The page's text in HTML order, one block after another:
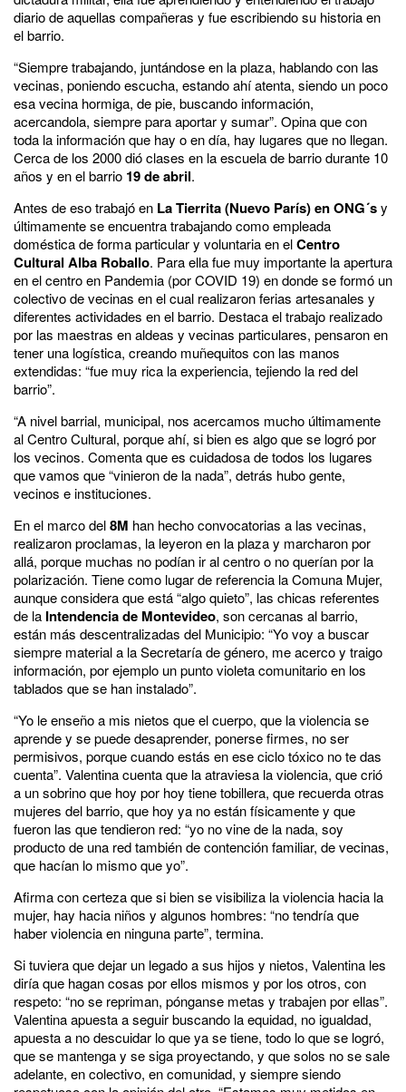
diario de aquellas compañeras y fue escribiendo su historia en
el barrio.
“Siempre trabajando, juntándose en la plaza, hablando con las
vecinas, poniendo escucha, estando ahí atenta, siendo un poco
esa vecina hormiga, de pie, buscando información,
acercandola, siempre para aportar y sumar”. Opina que con
toda la información que hay o en día, hay lugares que no llegan.
Cerca de los 2000 dió clases en la escuela de barrio durante 10
años y en el barrio 19 de abril.
Antes de eso trabajó en La Tierrita (Nuevo París)enONG´sy
últimamente se encuentra trabajando como empleada
doméstica de forma particular y voluntaria en elCentro
Cultural Alba Roballo. Para ella fue muy importante la apertura
en el centro en Pandemia (por COVID 19) en donde se formó un
colectivo de vecinas en el cual realizaron ferias artesanales y
diferentes actividades en el barrio. Destaca el trabajo realizado
por las maestras en aldeas y vecinas particulares, pensaron en
tener una logística, creando muñequitos con las manos
extendidas: “fue muy rica la experiencia, tejiendo la red del
barrio”.
“A nivel barrial, municipal, nos acercamos mucho últimamente
alCentro Cultural, porque ahí, si bien es algo que se logró por
los vecinos. Comenta que es cuidadosa de todos los lugares
que vamos que “vinieron de la nada”, detrás hubo gente,
vecinos e instituciones.
En el marco del8M han hecho convocatorias a las vecinas,
realizaron proclamas, la leyeron en la plaza y marcharon por
allá, porque muchas no podían ir al centro o no querían por la
polarización. Tiene como lugar de referencia laComuna Mujer,
aunque considera que está “algo quieto”, las chicas referentes
de la Intendencia de Montevideo, son cercanas al barrio,
están más descentralizadas del Municipio: “Yo voy a buscar
siempre material a laSecretaría de género, me acerco y traigo
información, por ejemplo un punto violeta comunitario en los
tablados que se han instalado”.
“Yo le enseño a mis nietos que el cuerpo, que la violencia se
aprende y se puede desaprender, ponerse firmes, no ser
permisivos, porque cuando estás en ese ciclo tóxico no te das
cuenta”. Valentina cuenta que la atraviesa la violencia, que crió
a un sobrino que hoy por hoy tiene tobillera, que recuerda otras
mujeres del barrio, que hoy ya no están físicamente y que
fueron las que tendieron red: “yo no vine de la nada, soy
producto de una red también de contención familiar, de vecinas,
que hacían lo mismo que yo”.
Afirma con certeza que si bien se visibiliza la violencia hacia la
mujer, hay hacia niños y algunos hombres: “no tendría que
haber violencia en ninguna parte”, termina.
Si tuviera que dejar un legado a sus hijos y nietos, Valentina les
diría que hagan cosas por ellos mismos y por los otros, con
respeto: “no se repriman, pónganse metas y trabajen por ellas”.
Valentina apuesta a seguir buscando la equidad, no igualdad,
apuesta a no descuidar lo que ya se tiene, todo lo que se logró,
que se mantenga y se siga proyectando, y que solos no se sale
adelante, en colectivo, en comunidad, y siempre siendo